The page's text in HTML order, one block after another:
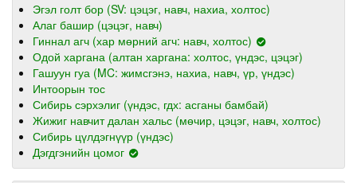
Эгэл голт бор (SV: цэцэг, навч, нахиа, холтос)
Алаг башир (цэцэг, навч)
Гиннал агч (хар мөрний агч: навч, холтос)
Одой харгана (алтан харгана: холтос, үндэс, цэцэг)
Гашуун гуа (MC: жимсгэнэ, нахиа, навч, үр, үндэс)
Интоорын тос
Сибирь сэрхэлиг (үндэс, гдх: асганы бамбай)
Жижиг навчит далан хальс (мөчир, цэцэг, навч, холтос)
Сибирь цүлдэгнүүр (үндэс)
Дэгдгэнийн цомог